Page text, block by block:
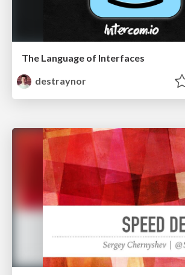
The Language of Interfaces
destraynor